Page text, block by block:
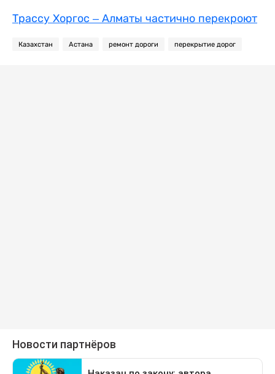
Трассу Хоргос – Алматы частично перекроют
Казахстан Астана ремонт дороги перекрытие дорог